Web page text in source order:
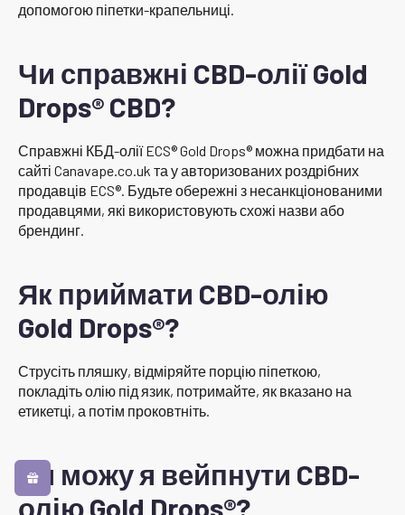
допомогою піпетки-крапельниці.
Чи справжні CBD-олії Gold
Drops® CBD?
Справжні КБД-олії ECS® Gold Drops® можна придбати на
сайті Canavape.co.uk та у авторизованих роздрібних
продавців ECS®. Будьте обережні з несанкціонованими
продавцями, які використовують схожі назви або
брендинг.
Як приймати CBD-олію
Gold Drops®?
Струсіть пляшку, відміряйте порцію піпеткою,
покладіть олію під язик, потримайте, як вказано на
етикетці, а потім проковтніть.
Чи можу я вейпнути CBD-
олію Gold Drops®?